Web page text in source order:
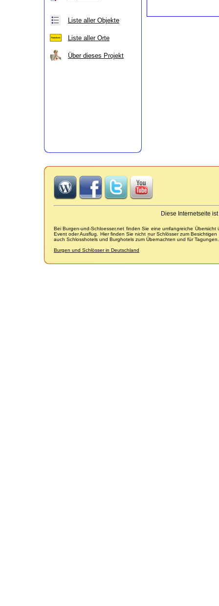
Liste aller Objekte
Liste aller Orte
Über dieses Projekt
Diese Internetseite
Bei Burgen-und-Schloesser.net finden Sie eine umfangreiche
Event oder Ausflug. Hier finden Sie nicht nur Schlösser zum
auch Schlosshotels und Burghotels zum Übernachten und für Tagungen.
Burgen und Schlösser in Deutschland